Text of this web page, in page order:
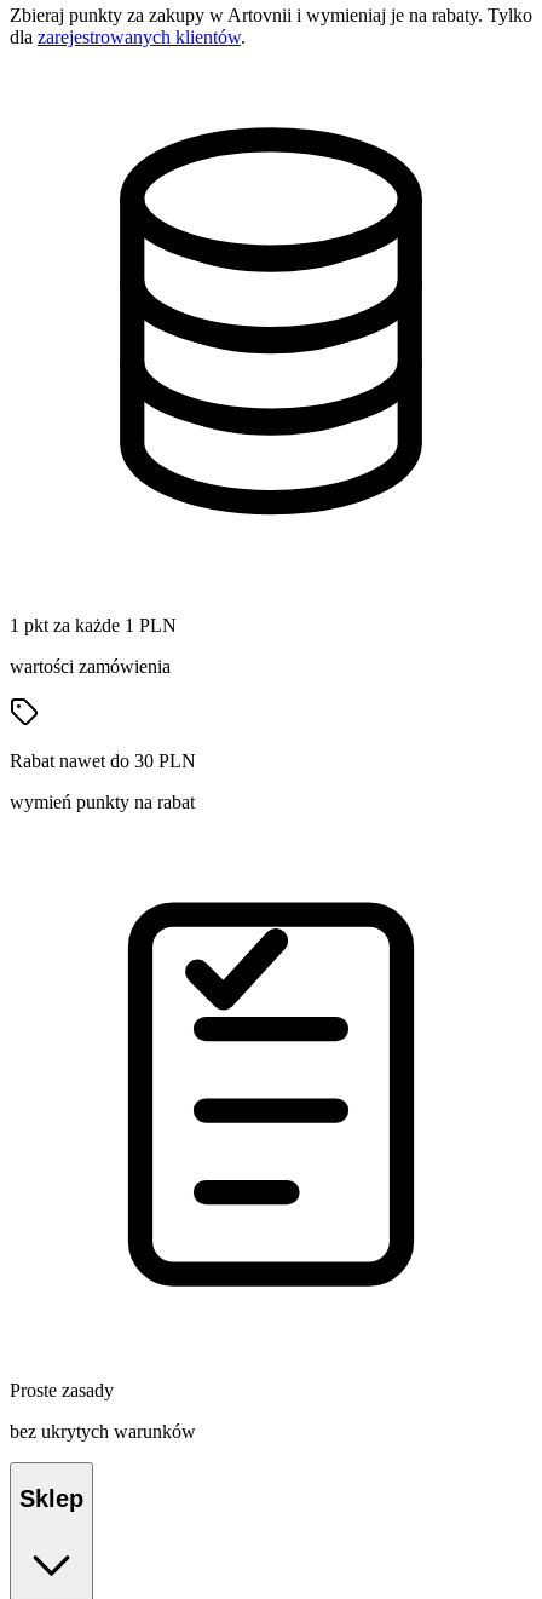
Zbieraj punkty za zakupy w Artovnii i wymieniaj je na rabaty. Tylko
dla zarejestrowanych klientów.
1 pkt za każde 1 PLN
wartości zamówienia
Rabat nawet do 30 PLN
wymień punkty na rabat
Proste zasady
bez ukrytych warunków
Sklep